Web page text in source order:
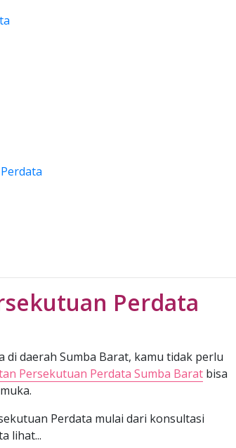
Perdata
daerah Sumba Barat, kamu tidak perlu
Persekutuan Perdata Sumba Barat bisa
Perdata mulai dari konsultasi
lihat...